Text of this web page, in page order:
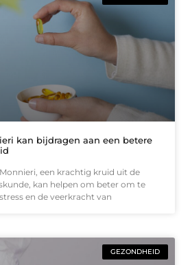
kan bijdragen aan een betere
een krachtig kruid uit de
kan helpen om beter om te
en de veerkracht van
GEZONDHEID